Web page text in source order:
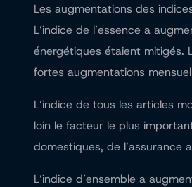
Les augmentations des
L’indice de l’essence a
énergétiques étaient mitigés.
fortes augmentations
L’indice de tous les articles
loin le facteur le plus
domestiques, de l’assurance
L’indice d’ensemble a